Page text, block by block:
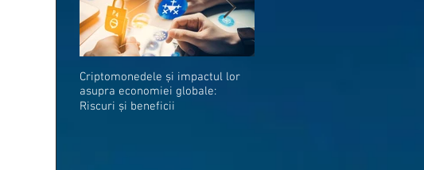
Criptomonedele și impactul lor
asupra economiei globale:
Riscuri și beneficii